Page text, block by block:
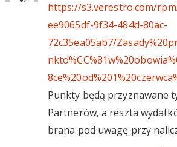
https://s3.verestro.com/
ee9065df-9f34-484d-80ac-
72c35ea05ab7/
Punkty będą przyznawane
Partnerów, a reszta
brana pod uwagę przy